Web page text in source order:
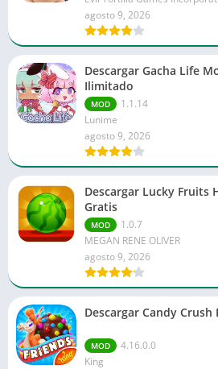
agosto 9, 2026
Descargar Gacha Life
Ilimitado
MOD
1.1.14
Lunime
agosto 9, 2026
Descargar Lucky Fruits
Gratis
MOD
1.0.7
MEGAN RENE OLIVER
agosto 9, 2026
Descargar Candy Crush
MOD
4.16.0.0
King